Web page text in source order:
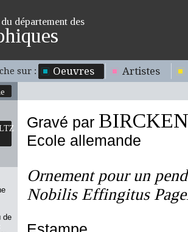
département des
sur : Oeuvres Artistes
de
Gravé par
Ecole allemande
Ornement pour un
Nobilis Effingitus